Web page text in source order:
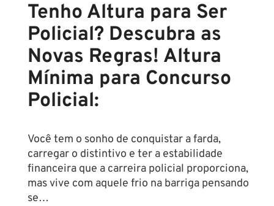
Tenho Altura para Ser
Policial? Descubra as
Novas Regras! Altura
Mínima para Concurso
Policial:
Você tem o sonho de conquistar a farda,
carregar o distintivo e ter a estabilidade
financeira que a carreira policial proporciona,
mas vive com aquele frio na barriga pensando
se…